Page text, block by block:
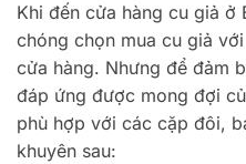
Khi đến cửa hàng cu giả ở
chóng chọn mua cu giả
cửa hàng. Nhưng để đảm
đáp ứng được mong đợi
phù hợp với các cặp đôi,
khuyên sau: